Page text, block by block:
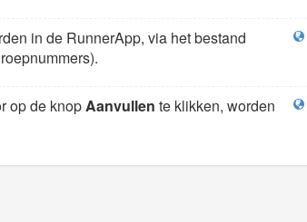
in de RunnerApp, via het bestand
op de knopAanvullen te klikken, worden